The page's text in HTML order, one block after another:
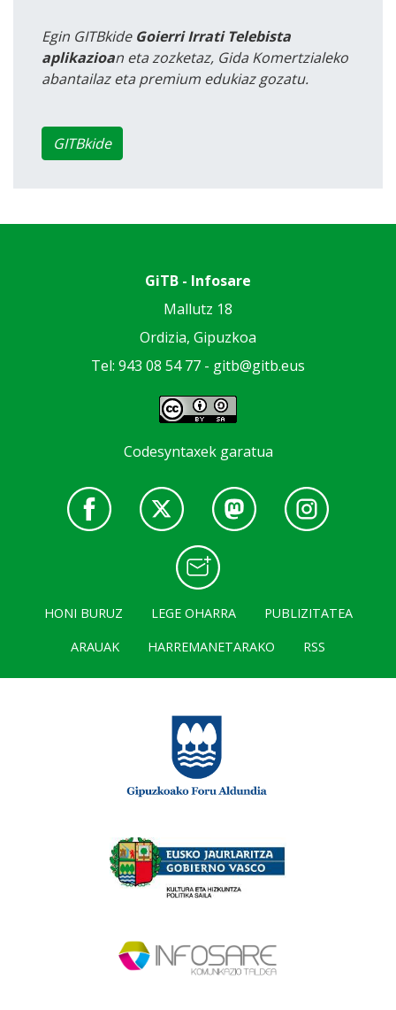
Egin GITBkide Goierri Irrati Telebista
aplikazioan eta zozketaz, Gida Komertzialeko
abantailaz eta premium edukiaz gozatu.
GITBkide
GiTB - Infosare
Mallutz 18
Ordizia, Gipuzkoa
Tel: 943 08 54 77 - gitb@gitb.eus
Codesyntaxek garatua
HONI BURUZ LEGE OHARRA
PUBLIZITATEA
ARAUAK
HARREMANETARAKO RSS